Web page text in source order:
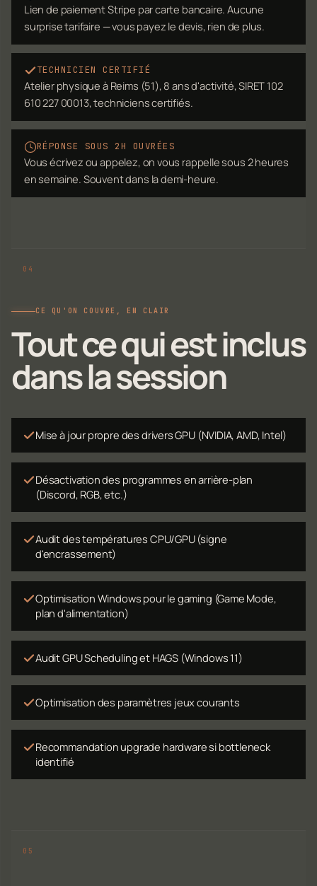
Lien de paiement Stripe par carte bancaire. Aucune
surprise tarifaire — vous payez le devis, rien de plus.
TECHNICIEN CERTIFIÉ
Atelier physique à Reims (51), 8 ans d'activité, SIRET 102
610 227 00013, techniciens certifiés.
RÉPONSE SOUS 2H OUVRÉES
Vous écrivez ou appelez, on vous rappelle sous 2 heures
en semaine. Souvent dans la demi-heure.
CE QU'ON COUVRE, EN CLAIR
Tout ce qui est inclus
dans la session
Mise à jour propre des drivers GPU (NVIDIA, AMD, Intel)
Désactivation des programmes en arrière-plan
(Discord, RGB, etc.)
Audit des températures CPU/GPU (signe
d'encrassement)
Optimisation Windows pour le gaming (Game Mode,
plan d'alimentation)
Audit GPU Scheduling et HAGS (Windows 11)
Optimisation des paramètres jeux courants
Recommandation upgrade hardware si bottleneck
identifié